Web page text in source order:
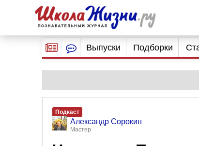
Выпуски Подборки
Подкаст
Александр Сорокин
Мастер